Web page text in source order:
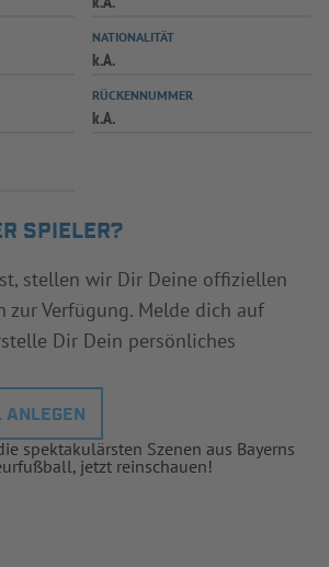
SPIELPLUS
NATIONALITÄT
k.A.
RÜCKENNUMMER
k.A.
SPIELER?
stellen wir Dir Deine offiziellen
zur Verfügung. Melde dich auf
Dir Dein persönliches
ANLEGEN
spektakulärsten Szenen aus Bayerns
jetzt reinschauen!